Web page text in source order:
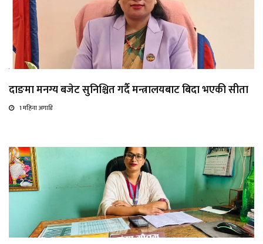
दाङमा मनग्य बजेट सुनिश्चित गर्दै मन्त्रालयबाट बिदा भएकी सीता
1 महिना अगाडि